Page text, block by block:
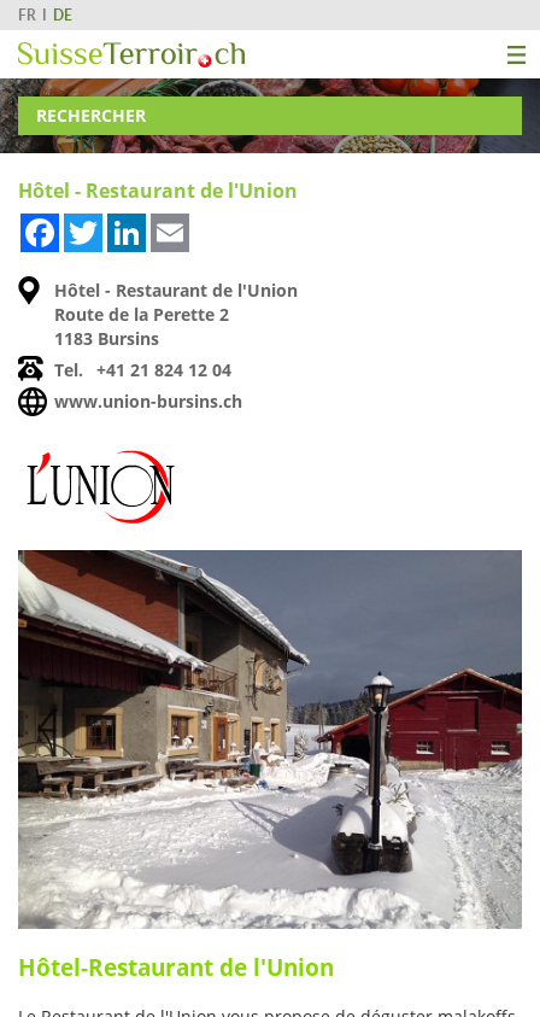
FR DE
RECHERCHER
Hôtel - Restaurant de l'Union
FacebookTwitterLinkedIn
Hôtel - Restaurant de l'Union
Route de la Perette 2
1183 Bursins
Tel.
+41 21 824 12 04
www.union-bursins.ch
Hôtel-Restaurant de l'Union